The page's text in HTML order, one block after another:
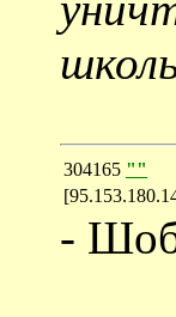
304165 ""
- Шоб